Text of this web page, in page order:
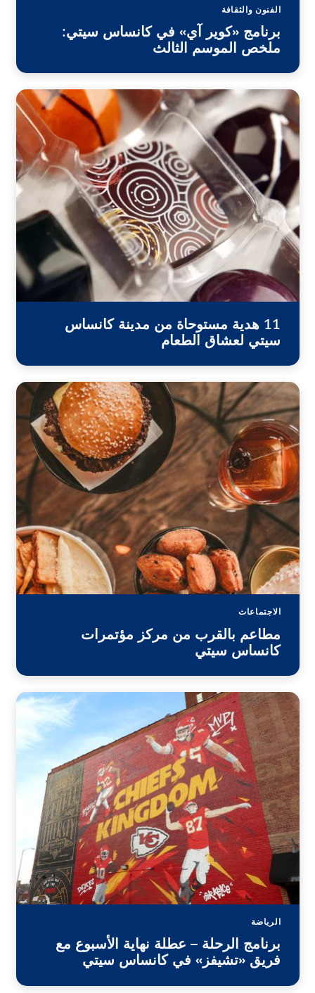
الفنون والثقافة
برنامج «كوير آي» في كانساس سيتي:
ملخص الموسم الثالث
11 هدية مستوحاة من مدينة كانساس
سيتي لعشاق الطعام
الاجتماعات
مطاعم بالقرب من مركز مؤتمرات
كانساس سيتي
الرياضة
برنامج الرحلة – عطلة نهاية الأسبوع مع
فريق «تشيفز» في كانساس سيتي